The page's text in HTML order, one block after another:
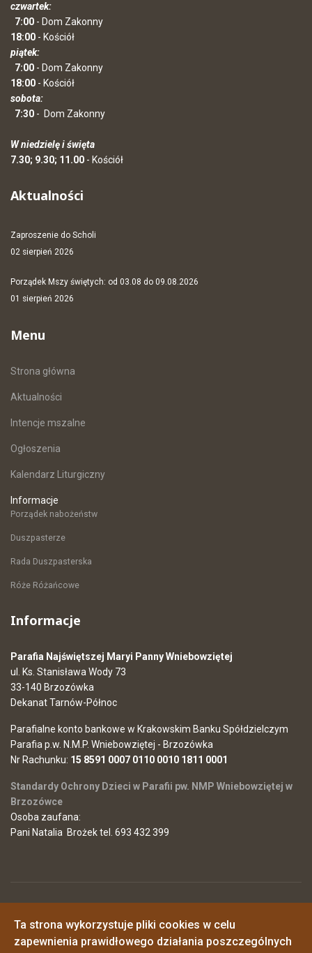
czwartek:
7:00 - Dom Zakonny
18:00 - Kościół
piątek:
7:00 - Dom Zakonny
18:00 - Kościół
sobota:
7:30 - Dom Zakonny
W niedzielę i święta
7.30; 9.30; 11.00 - Kościół
Aktualności
Zaproszenie do Scholi
02 sierpień 2026
Porządek Mszy świętych: od 03.08 do 09.08.2026
01 sierpień 2026
Menu
Strona główna
Aktualności
Intencje mszalne
Ogłoszenia
Kalendarz Liturgiczny
Informacje
Porządek nabożeństw
Duszpasterze
Rada Duszpasterska
Róże Różańcowe
Informacje
Parafia Najświętszej Maryi Panny Wniebowziętej
ul. Ks. Stanisława Wody 73
33-140 Brzozówka
Dekanat Tarnów-Północ
Parafialne konto bankowe w Krakowskim Banku Spółdzielczym
Parafia p.w. N.M.P. Wniebowziętej - Brzozówka
Nr Rachunku: 15 8591 0007 0110 0010 1811 0001
Standardy Ochrony Dzieci w Parafii pw. NMP Wniebowziętej w
Brzozówce
Osoba zaufana:
Pani Natalia Brożek tel. 693 432 399
Brzozówce
Polityka prywatności
Ta strona wykorzystuje pliki cookies w celu
zapewnienia prawidłowego działania poszczególnych